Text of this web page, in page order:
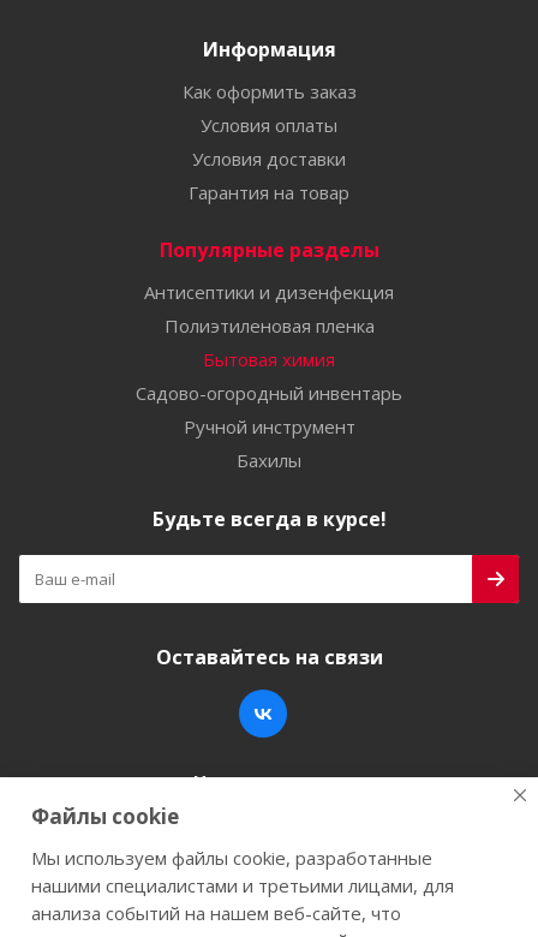
Информация
Как оформить заказ
Условия оплаты
Условия доставки
Гарантия на товар
Популярные разделы
Антисептики и дизенфекция
Полиэтиленовая пленка
Бытовая химия
Садово-огородный инвентарь
Ручной инструмент
Бахилы
Будьте всегда в курсе!
Оставайтесь на связи
Наши контакты
+7 (846) 200-05-15
г. Самара, ул. Заводское шоссе, 17
Файлы cookie
Мы используем файлы cookie, разработанные
нашими специалистами и третьими лицами, для
анализа событий на нашем веб-сайте, что